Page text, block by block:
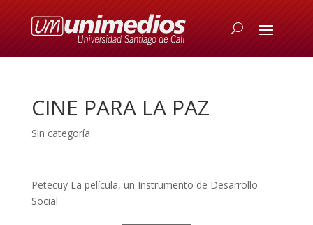
CINE PARA LA PAZ
Sin categoría
Petecuy La película, un Instrumento de Desarrollo
Social